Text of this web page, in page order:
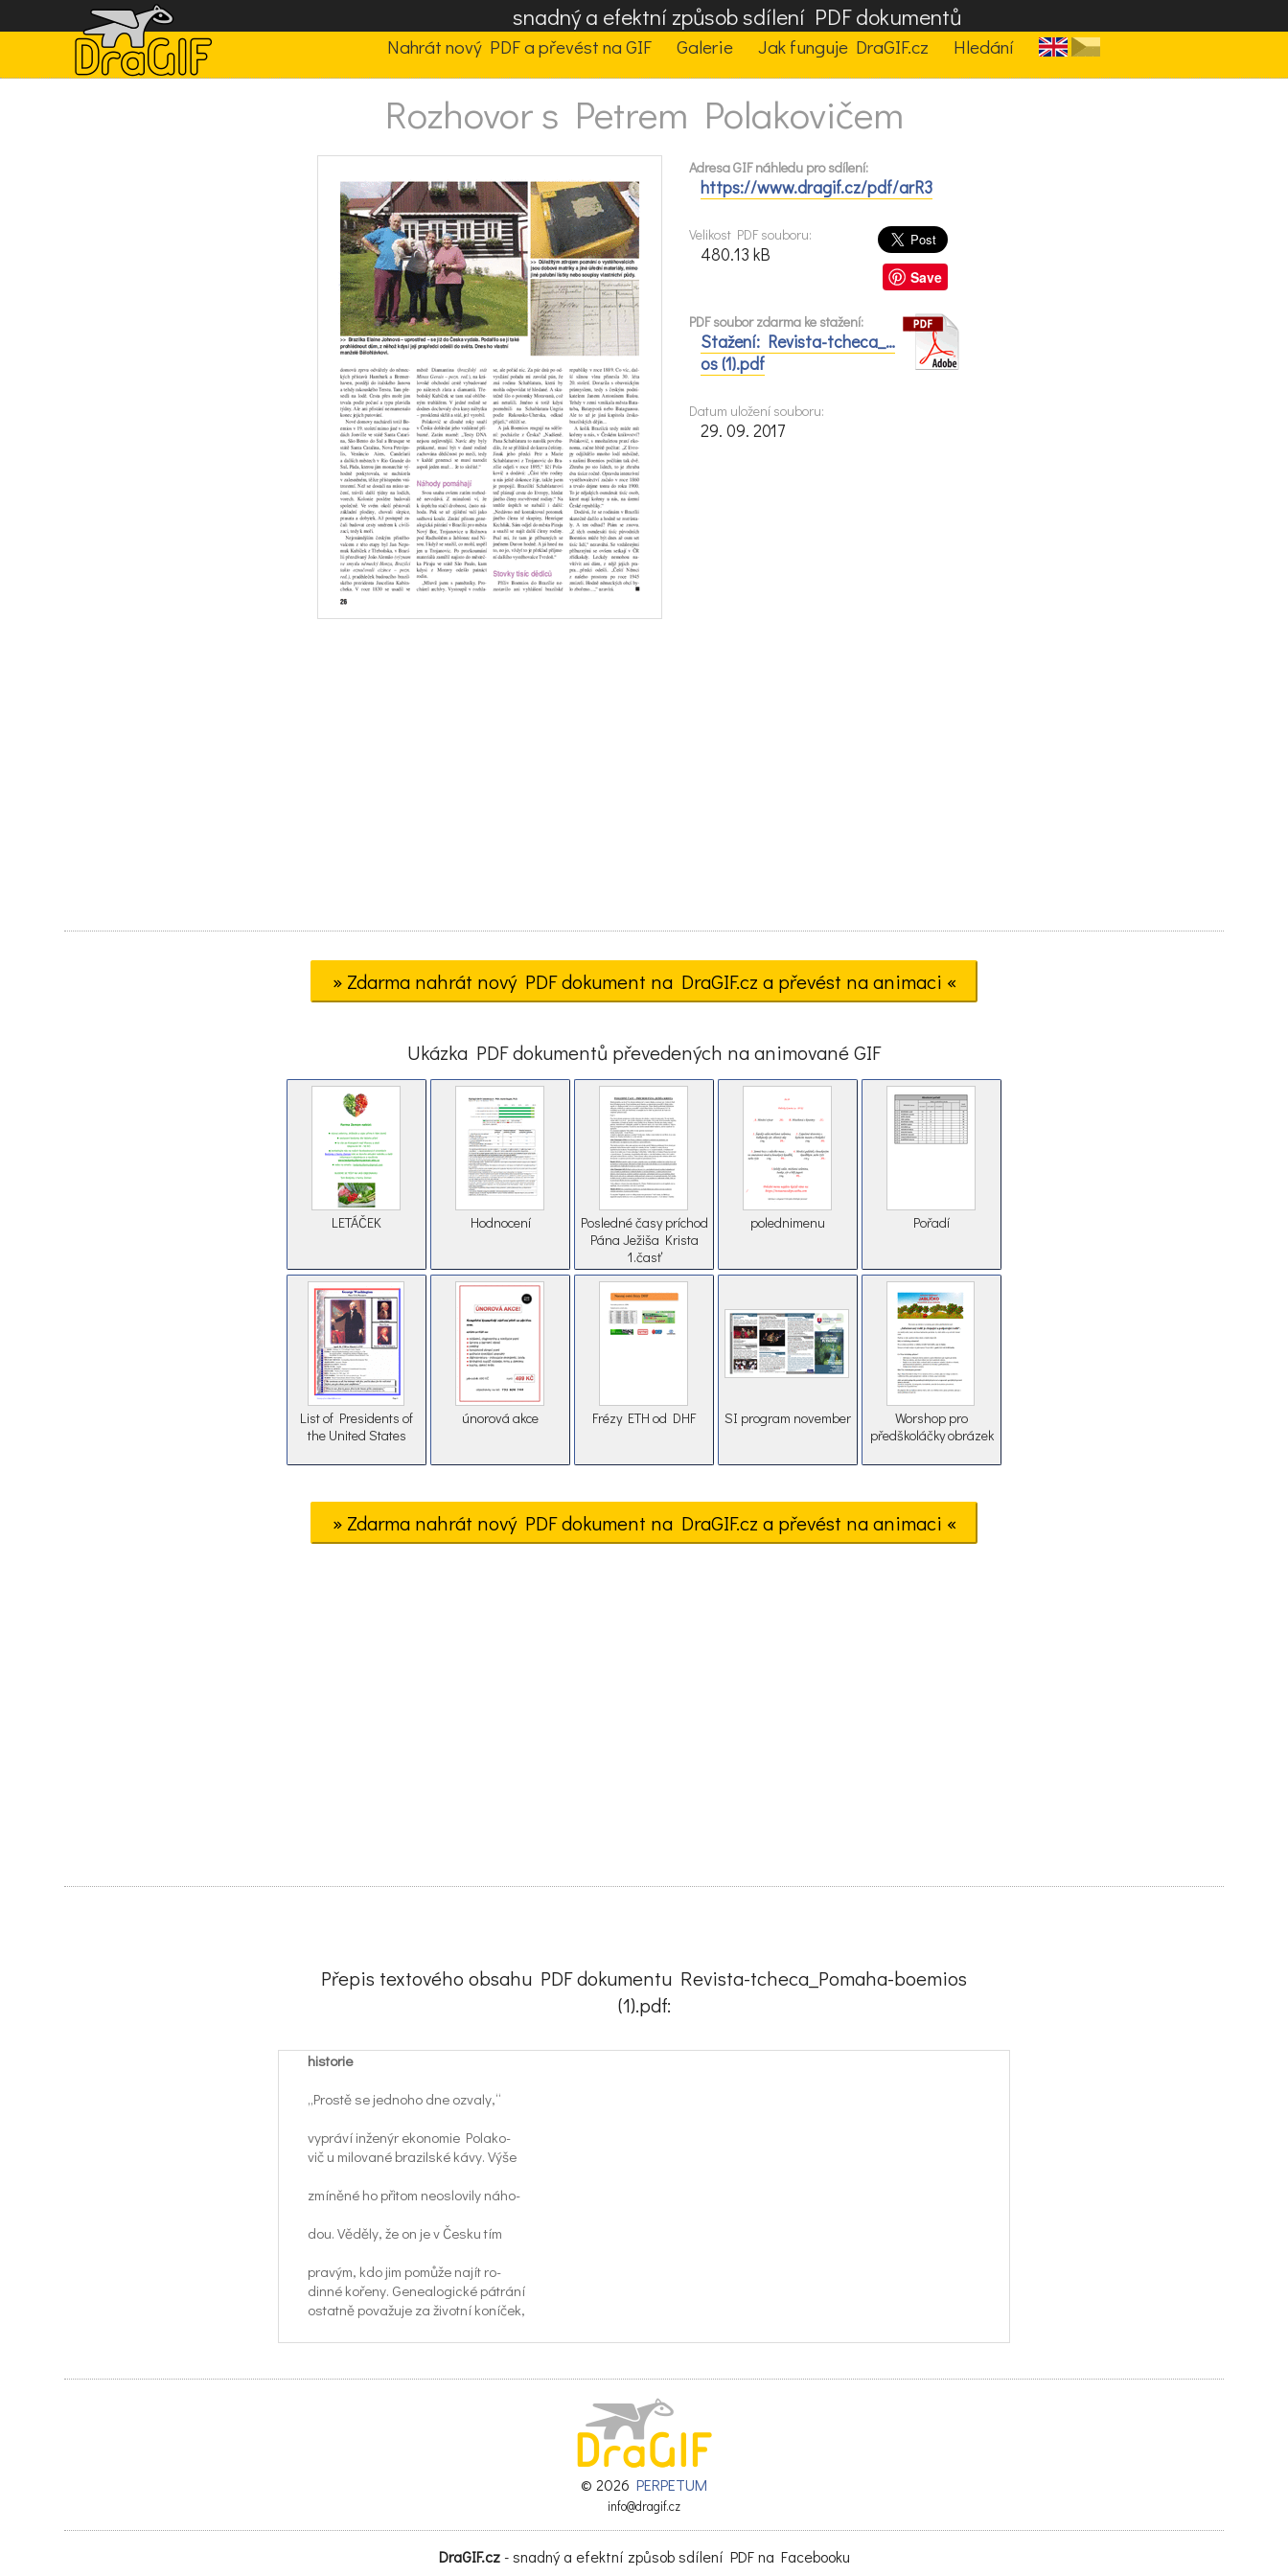
snadný a efektní způsob sdílení PDF dokumentů
Nahrát nový PDF a převést na GIF Galerie Jak funguje DraGIF.cz Hledání
Rozhovor s Petrem Polakovičem
Adresa GIF náhledu pro sdílení:
https://www.dragif.cz/pdf/arR3
Save
Velikost PDF souboru:
480.13 kB
PDF soubor zdarma ke stažení:
Stažení: Revista-tcheca_…
os (1).pdf
Datum uložení souboru:
29. 09. 2017
» Zdarma nahrát nový PDF dokument na DraGIF.cz a převést na animaci «
Ukázka PDF dokumentů převedených na animované GIF
LETÁČEK Hodnocení
Posledné časy príchod
Pána Ježiša Krista
1.časť
polednimenu Pořadí
List of Presidents of
the United States
únorová akce Frézy ETH od DHF SI program november
Worshop pro
předškoláčky obrázek
» Zdarma nahrát nový PDF dokument na DraGIF.cz a převést na animaci «
Přepis textového obsahu PDF dokumentu Revista-tcheca_Pomaha-boemios
(1).pdf:
historie
„Prostě se jednoho dne ozvaly,“
vypráví inženýr ekonomie Polako-
vič u milované brazilské kávy. Výše
zmíněné ho přitom neoslovily náho-
dou. Věděly, že on je v Česku tím
pravým, kdo jim pomůže najít ro-
dinné kořeny. Genealogické pátrání
ostatně považuje za životní koníček,
jemuž se věnuje denně. Propadl mu
před dvaceti lety, kdy se rozhodl
„V roce 1996 jsem se jako eko-
© 2026 PERPETUM
info@dragif.cz
DraGIF.cz- snadný a efektní způsob sdílení PDF na Facebooku